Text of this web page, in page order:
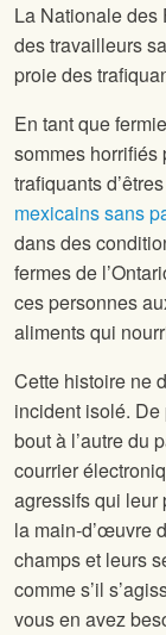
La Nationale des
des travailleurs
proie des
En tant que
sommes horrifiés
trafiquants
mexicains sans
dans des
fermes de
ces personnes
aliments qui
Cette histoire ne
incident isolé. De
bout à l’autre du
courrier
agressifs qui leur
la main-d’œuvre
champs et leurs
comme s’il
vous en avez